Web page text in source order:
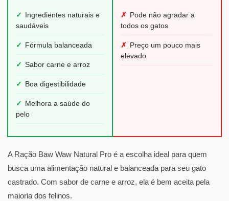
✓ Ingredientes naturais e
saudáveis
✓ Fórmula balanceada
✓ Sabor carne e arroz
✓ Boa digestibilidade
✓ Melhora a saúde do
pelo
✗ Pode não agradar a
todos os gatos
✗ Preço um pouco mais
elevado
A Ração Baw Waw Natural Pro é a escolha ideal para quem
busca uma alimentação natural e balanceada para seu gato
castrado. Com sabor de carne e arroz, ela é bem aceita pela
maioria dos felinos.